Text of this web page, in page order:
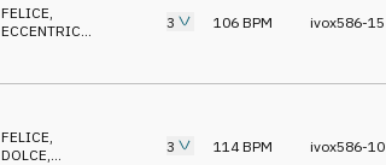
FELICE,
ECCENTRICO
3 106 BPM ivox586-15
FELICE,
DOLCE,
3 114BPM ivox586-10